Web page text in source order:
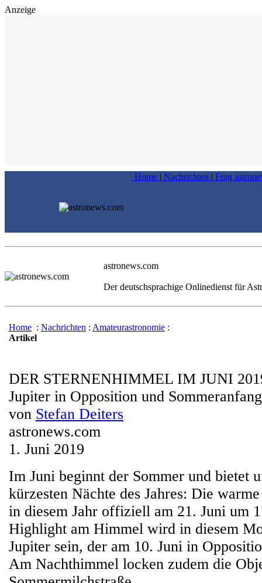
Anzeige
Home | Nachrichten | Frag
astronews.com
Der deutschsprachige Onlinedienst für
Home : Nachrichten : Amateurastronomie :
Artikel
DER STERNENHIMMEL IM JUNI
Jupiter in Opposition und Sommeranfang
von Stefan Deiters
astronews.com
1. Juni 2019
Im Juni beginnt der Sommer und bietet
kürzesten Nächte des Jahres: Die
in diesem Jahr offiziell am 21. Juni um
Highlight am Himmel wird in diesem
Jupiter sein, der am 10. Juni in
Am Nachthimmel locken zudem die